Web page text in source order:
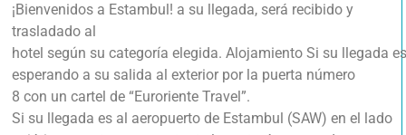
¡Bienvenidos a Estambul! a su llegada, será recibido y
trasladado al
hotel según su categoría elegida. Alojamiento Si su llegada
esperando a su salida al exterior por la puerta número
8 con un cartel de “Euroriente Travel”.
Si su llegada es al aeropuerto de Estambul (SAW) en el lado